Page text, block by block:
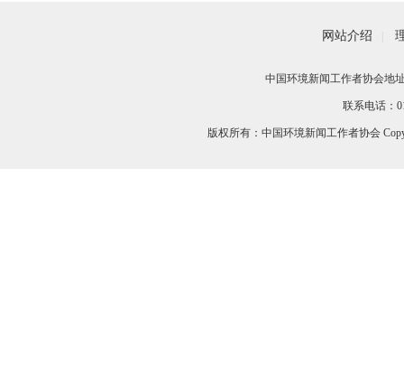
网站介绍
中国环境新闻工作者协会地
联系电话：
版权所有：中国环境新闻工作者协会